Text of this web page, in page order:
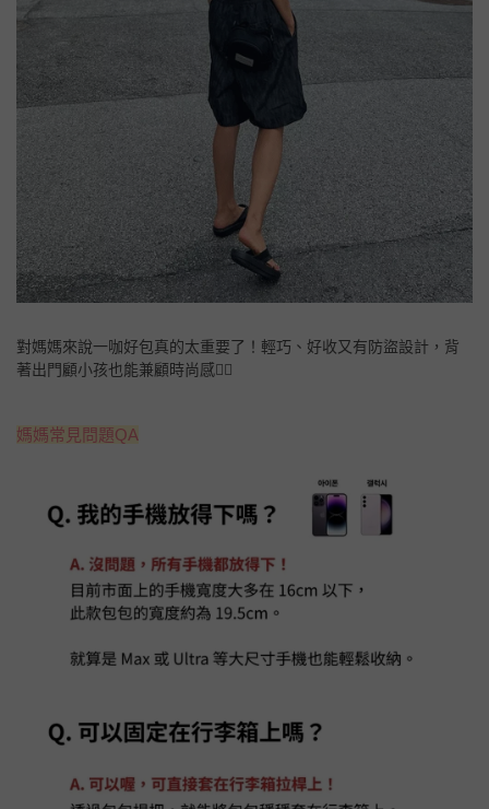
對媽媽來說一咖好包真的太重要了！輕巧、好收又有防盜設計，背
著出門顧小孩也能兼顧時尚感💁‍♀️
媽媽常見問題QA